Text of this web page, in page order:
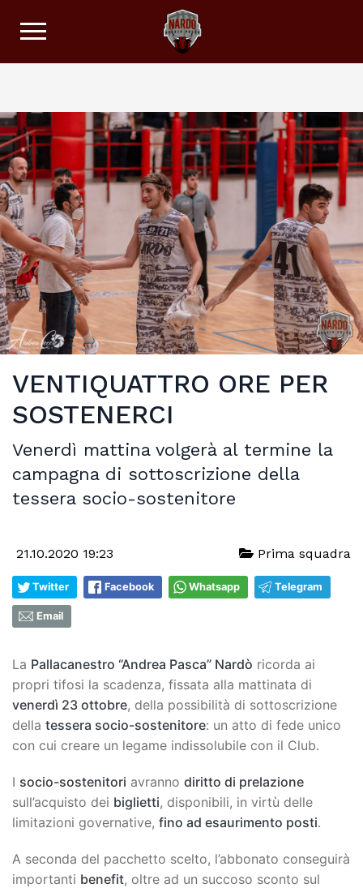
VENTIQUATTRO ORE PER
SOSTENERCI
Venerdì mattina volgerà al termine la
campagna di sottoscrizione della
tessera socio-sostenitore
21.10.2020 19:23 Prima squadra
Twitter Facebook Whatsapp Telegram
Email
La Pallacanestro “Andrea Pasca” Nardò ricorda ai
propri tifosi la scadenza, fissata alla mattinata di
venerdì 23 ottobre, della possibilità di sottoscrizione
della tessera socio-sostenitore: un atto di fede unico
con cui creare un legame indissolubile con il Club.
I socio-sostenitori avranno diritto di prelazione
sull’acquisto dei biglietti, disponibili, in virtù delle
limitazioni governative, fino ad esaurimento posti.
A seconda del pacchetto scelto, l’abbonato conseguirà
importanti benefit, oltre ad un succoso sconto sul